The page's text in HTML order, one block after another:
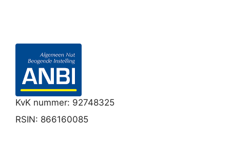
KvK nummer: 92748325
RSIN: 866160085